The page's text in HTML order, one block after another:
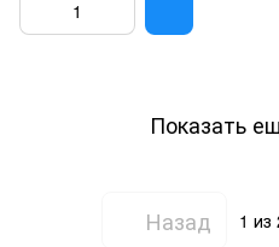
Показать
Назад 1 из